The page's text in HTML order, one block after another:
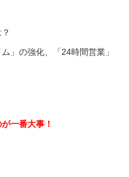
」の強化、「24時間営業」
一番大事！